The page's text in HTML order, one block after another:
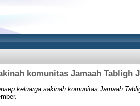
komunitas Jamaah Tabligh
keluarga sakinah komunitas Jamaah